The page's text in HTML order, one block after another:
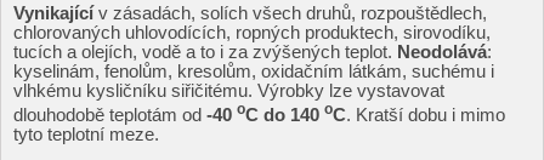
Vynikající v zásadách, solích všech druhů, rozpouštědlech,
chlorovaných uhlovodících, ropných produktech, sirovodíku,
tucích a olejích, vodě a to i za zvýšených teplot. Neodolává:
kyselinám, fenolům, kresolům, oxidačním látkám, suchému i
vlhkému kysličníku siřičitému. Výrobky lze vystavovat
dlouhodobě teplotám od -40 oC do 140 oC. Kratší dobu i mimo
tyto teplotní meze.